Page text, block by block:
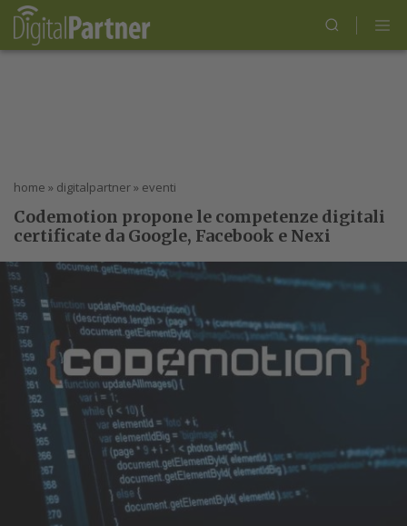
home » digitalpartner» eventi
Codemotion propone le competenze digitali
certificate da Google, Facebook e Nexi